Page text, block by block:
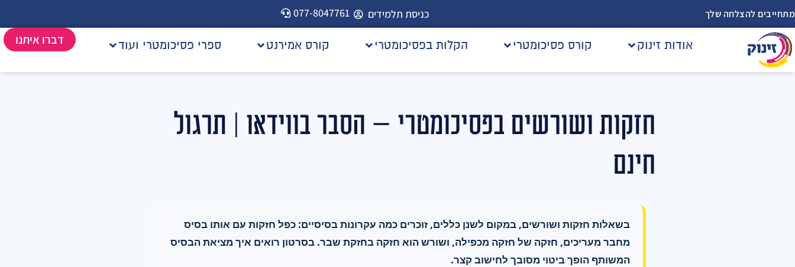
מתחייבים להצלחה שלך כניסת תלמידים 077-8047761
אודות זינוק קורס פסיכומטרי הקלות בפסיכומטרי קורס אמירנט ספרי פסיכומטרי ועוד דברו איתנו
חזקות ושורשים בפסיכומטרי — הסבר בווידאו | תרגול
חינם
בשאלות חזקות ושורשים, במקום לשנן כללים, זוכרים כמה עקרונות בסיסיים: כפל חזקות עם אותו בסיס
מחבר מעריכים, חזקה של חזקה מכפילה, ושורש הוא חזקה בחזקת שבר. בסרטון רואים איך מציאת הבסיס
המשותף הופך ביטוי מסובך לחישוב קצר.